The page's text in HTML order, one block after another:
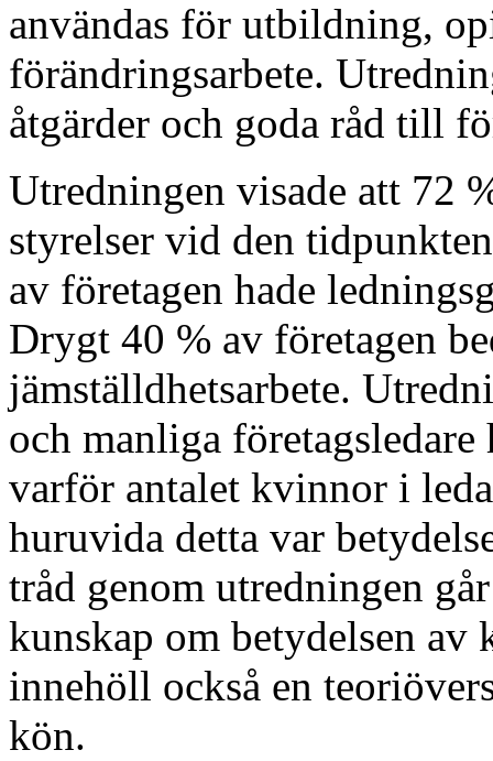
användas för utbildning,
förändringsarbete.
åtgärder och goda råd till
Utredningen visade att 72
styrelser vid den
av företagen hade
Drygt 40 % av företagen
jämställdhetsarbete.
och manliga
varför antalet kvinnor i
huruvida detta var
tråd genom utredningen
kunskap om betydelsen
innehöll också en
kön.